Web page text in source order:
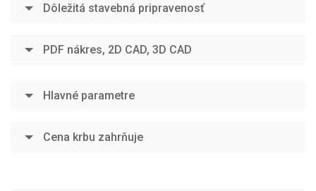
Dôležitá stavebná pripravenosť
PDF nákres, 2D CAD, 3D CAD
Hlavné parametre
Cena krbu zahrňuje